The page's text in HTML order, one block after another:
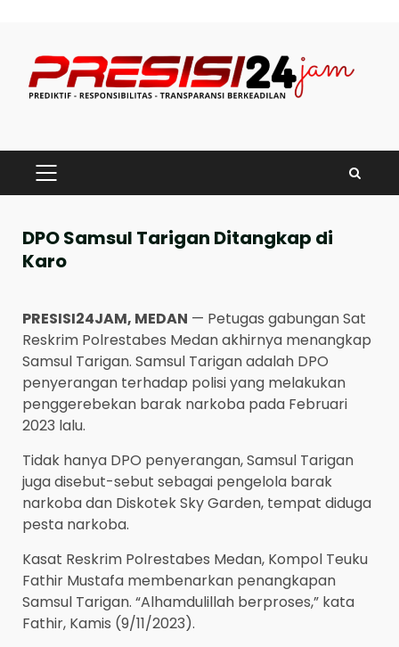
content
PRIMARY
MENU
DPO Samsul Tarigan Ditangkap di
Karo
PRESISI24JAM, MEDAN — Petugas gabungan Sat
Reskrim Polrestabes Medan akhirnya menangkap
Samsul Tarigan. Samsul Tarigan adalah DPO
penyerangan terhadap polisi yang melakukan
penggerebekan barak narkoba pada Februari
2023 lalu.
Tidak hanya DPO penyerangan, Samsul Tarigan
juga disebut-sebut sebagai pengelola barak
narkoba dan Diskotek Sky Garden, tempat diduga
pesta narkoba.
Kasat Reskrim Polrestabes Medan, Kompol Teuku
Fathir Mustafa membenarkan penangkapan
Samsul Tarigan. “Alhamdulillah berproses,” kata
Fathir, Kamis (9/11/2023).